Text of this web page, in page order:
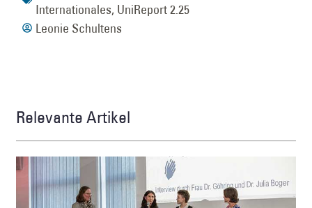
Internationales, UniReport 2.25
Leonie Schultens
Relevante Artikel